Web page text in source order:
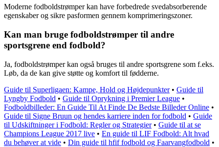
Moderne fodboldstrømper kan have forbedrede svedabsorberende
egenskaber og sikre pasformen gennem komprimeringszoner.
Kan man bruge fodboldstrømper til andre
sportsgrene end fodbold?
Ja, fodboldstrømper kan også bruges til andre sportsgrene som f.eks.
Løb, da de kan give støtte og komfort til fødderne.
Guide til Superligaen: Kampe, Hold og Højdepunkter• Guide til
Lyngby Fodbold • Guide til Oprykning i Premier League •
Fodboldbilleder: En Guide Til At Finde De Bedste Billeder Online •
Guide til Signe Bruun og hendes karriere inden for fodbold • Guide
til Udskiftninger i Fodbold: Regler og Strategier• Guide til at se
Champions League 2017 live • En guide til LIF Fodbold: Alt hvad
du behøver at vide • Din guide til hfif fodbold og Faarvangfodbold •